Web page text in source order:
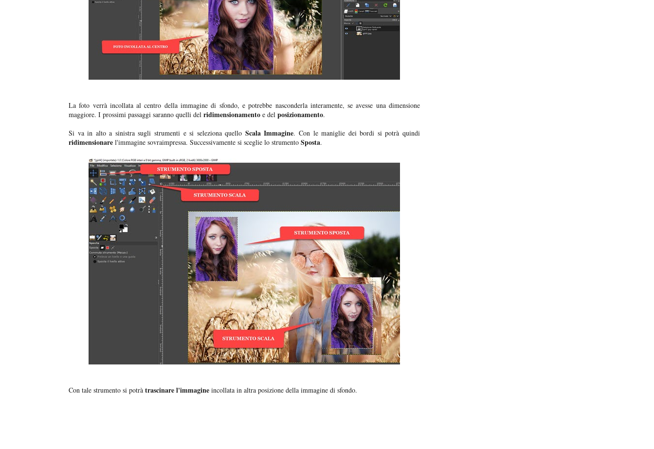
La foto verrà incollata al centro della immagine di sfondo, e potrebbe nasconderla interamente, se avesse una dimensione
maggiore. I prossimi passaggi saranno quelli del ridimensionamento e del posizionamento.
Si va in alto a sinistra sugli strumenti e si seleziona quello Scala Immagine. Con le maniglie dei bordi si potrà quindi
ridimensionare l'immagine sovraimpressa. Successivamente si sceglie lo strumento Sposta.
Con tale strumento si potrà trascinare l'immagine incollata in altra posizione della immagine di sfondo.